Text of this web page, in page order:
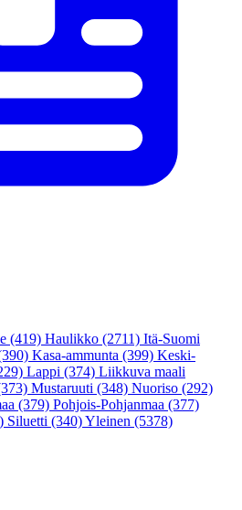
(419) Haulikko (2711) Itä-Suomi
Kasa-ammunta (399) Keski-
Lappi (374) Liikkuva maali
Mustaruuti (348) Nuoriso (292)
(379) Pohjois-Pohjanmaa (377)
Siluetti (340)Yleinen (5378)